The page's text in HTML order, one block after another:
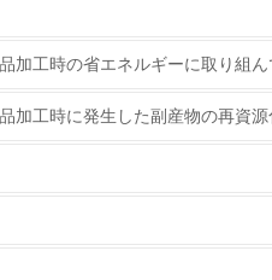
出量削減の取り組みを行っている
加工時の省エネルギーに取り組ん
加工時に発生した副産物の再資